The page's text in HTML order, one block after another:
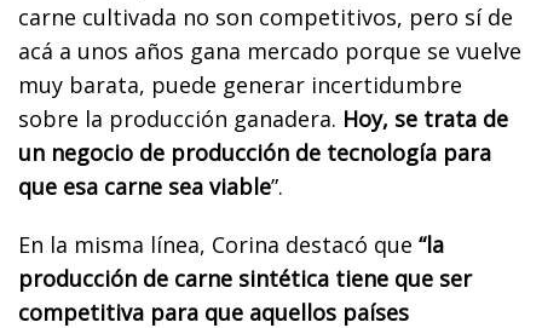
carne cultivada no son competitivos, pero sí de
acá a unos años gana mercado porque se vuelve
muy barata, puede generar incertidumbre
sobre la producción ganadera. Hoy, se trata de
un negocio de producción de tecnología para
que esa carne sea viable”.
En la misma línea, Corina destacó que “la
producción de carne sintética tiene que ser
competitiva para que aquellos países